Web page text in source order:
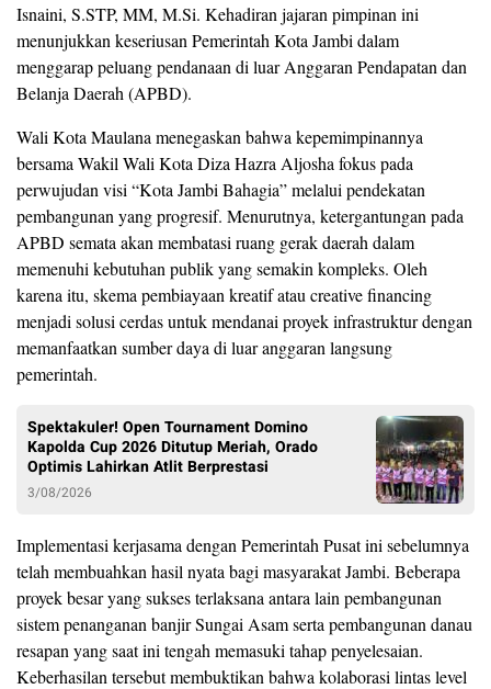
Isnaini, S.STP, MM, M.Si. Kehadiran jajaran pimpinan ini
menunjukkan keseriusan Pemerintah Kota Jambi dalam
menggarap peluang pendanaan di luar Anggaran Pendapatan dan
Belanja Daerah (APBD).
​Wali Kota Maulana menegaskan bahwa kepemimpinannya
bersama Wakil Wali Kota Diza Hazra Aljosha fokus pada
perwujudan visi “Kota Jambi Bahagia” melalui pendekatan
pembangunan yang progresif. Menurutnya, ketergantungan pada
APBD semata akan membatasi ruang gerak daerah dalam
memenuhi kebutuhan publik yang semakin kompleks. Oleh
karena itu, skema pembiayaan kreatif atau creative financing
menjadi solusi cerdas untuk mendanai proyek infrastruktur dengan
memanfaatkan sumber daya di luar anggaran langsung
pemerintah.
Spektakuler! Open Tournament Domino
Kapolda Cup 2026 Ditutup Meriah, Orado
Optimis Lahirkan Atlit Berprestasi
3/08/2026
Implementasi kerjasama dengan Pemerintah Pusat ini sebelumnya
telah membuahkan hasil nyata bagi masyarakat Jambi. Beberapa
proyek besar yang sukses terlaksana antara lain pembangunan
sistem penanganan banjir Sungai Asam serta pembangunan danau
resapan yang saat ini tengah memasuki tahap penyelesaian.
Keberhasilan tersebut membuktikan bahwa kolaborasi lintas level